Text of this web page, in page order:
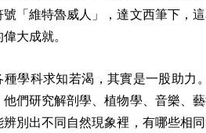
號「維特魯威人」，達文西筆下，
偉大成就。
種學科求知若渴，其實是一股助力
他們研究解剖學、植物學、音樂、
辨別出不同自然現象裡，有哪些相